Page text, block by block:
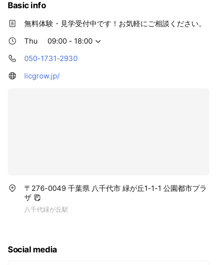
Basic info
無料体験・見学受付中です！お気軽にご相談ください。
Thu
09:00 - 18:00
050-1731-2930
licgrow.jp/
〒276-0049 千葉県 八千代市 緑が丘1-1-1 公園都市プラ
ザ
八千代緑が丘駅
Social media